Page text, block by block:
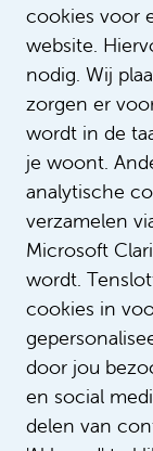
cookies voor
website.
nodig. Wij
zorgen er
wordt in de
je woont.
analytische
verzamelen
Microsoft
wordt.
cookies in
door jou
en social
delen van
Zonder